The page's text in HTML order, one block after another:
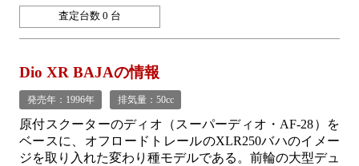
査定台数 0 台
Dio XR BAJAの情報
発売年：1996年 排気量：50cc
原付スクーターのディオ（スーパーディオ・AF-28）を
ベースに、オフロードトレールのXLR250バハのイメー
ジを取り入れた変わり種モデルである。前輪の大型デュ